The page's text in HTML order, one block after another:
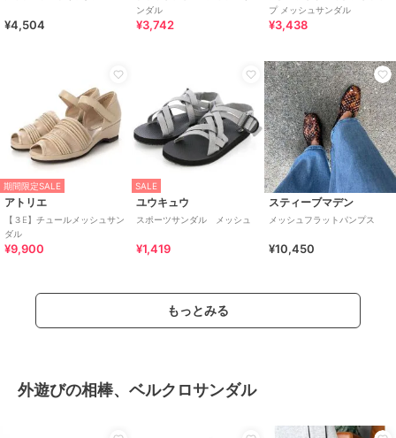
¥4,504
ンダル
¥3,742
プ メッシュサンダル
¥3,438
期間限定SALE
アトリエ
【３E】チュールメッシュサン
ダル
¥9,900
SALE
ユウキュウ
スポーツサンダル メッシュ
¥1,419
スティーブマデン
メッシュフラットパンプス
¥10,450
もっとみる
外遊びの相棒、ベルクロサンダル